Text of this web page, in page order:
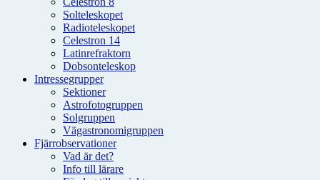
Solteleskopet
Radioteleskopet
Celestron 14
Latinrefraktorn
Dobsonteleskop
Intressegrupper
Sektioner
Astrofotogruppen
Solgruppen
Vägastronomigruppen
Fjärrobservationer
Vad är det?
Info till lärare